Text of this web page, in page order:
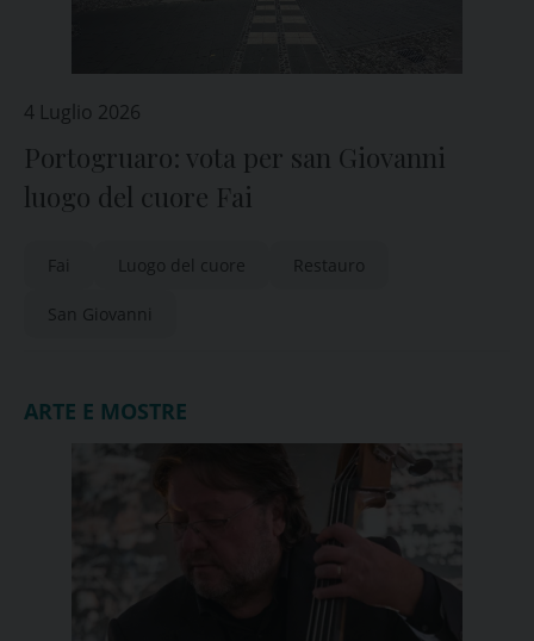
4 Luglio 2026
Portogruaro: vota per san Giovanni
luogo del cuore Fai
Fai Luogo del cuore Restauro
San Giovanni
ARTE E MOSTRE